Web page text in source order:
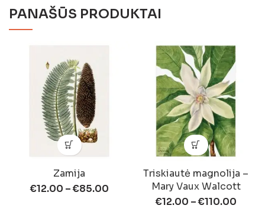
PANAŠŪS PRODUKTAI
Zamija
€12.00 –€85.00
Triskiautė magnolija –
Mary Vaux Walcott
€12.00 –€110.00